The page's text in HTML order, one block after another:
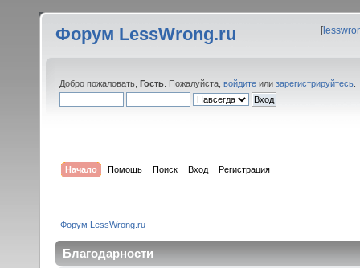
Форум LessWrong.ru [
Добро пожаловать, Гость . Пожалуйста, войдите или зарегистрируйтесь
Начало Помощь Поиск Вход Регистрация
Форум LessWrong.ru
Благодарности